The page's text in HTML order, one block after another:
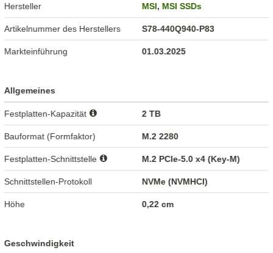
Hersteller MSI,MSI SSDs
Artikelnummer des Herstellers S78-440Q940-P83
Markteinführung 01.03.2025
Allgemeines
Festplatten-Kapazität 2 TB
Bauformat (Formfaktor) M.2 2280
Festplatten-Schnittstelle M.2 PCIe-5.0 x4 (Key-M)
Schnittstellen-Protokoll NVMe (NVMHCI)
Höhe 0,22 cm
Geschwindigkeit